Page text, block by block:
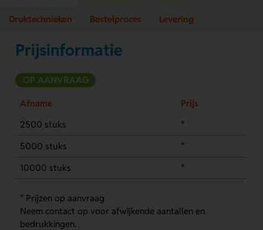
Druktechnieken Bestelproces Levering
Prijsinformatie
OP AANVRAAG
Afname
Prijs
2500 stuks
*
5000 stuks
*
10000 stuks
*
* Prijzen op aanvraag
Neem contact op voor afwijkende aantallen en
bedrukkingen.